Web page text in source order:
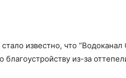
известно, что
благоустройству из-за